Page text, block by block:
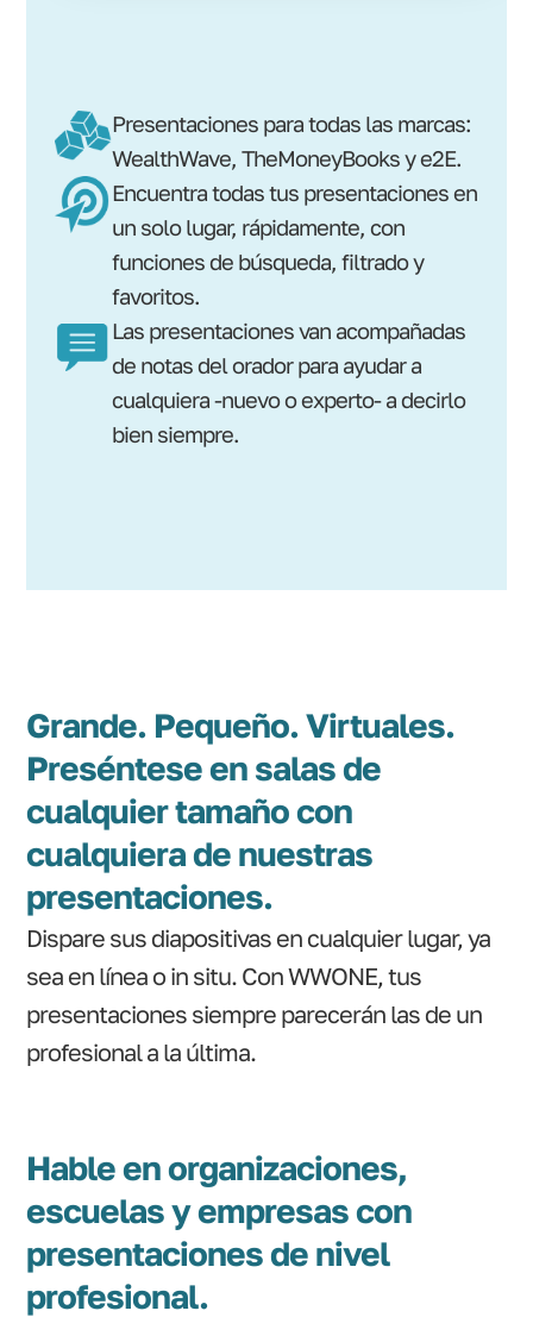
Presentaciones para todas las marcas:
WealthWave, TheMoneyBooks y e2E.
Encuentra todas tus presentaciones en
un solo lugar, rápidamente, con
funciones de búsqueda, filtrado y
favoritos.
Las presentaciones van acompañadas
de notas del orador para ayudar a
cualquiera -nuevo o experto- a decirlo
bien siempre.
Grande. Pequeño. Virtuales.
Preséntese en salas de
cualquier tamaño con
cualquiera de nuestras
presentaciones.
Dispare sus diapositivas en cualquier lugar, ya
sea en línea o in situ. Con WWONE, tus
presentaciones siempre parecerán las de un
profesional a la última.
Hable en organizaciones,
escuelas y empresas con
presentaciones de nivel
profesional.